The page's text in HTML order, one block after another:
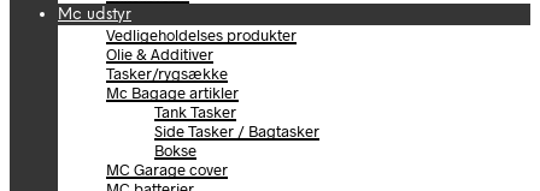
Mc udstyr
Vedligeholdelses produkter
Olie & Additiver
Tasker/rygsække
Mc Bagage artikler
Tank Tasker
Side Tasker / Bagtasker
Bokse
MC Garage cover